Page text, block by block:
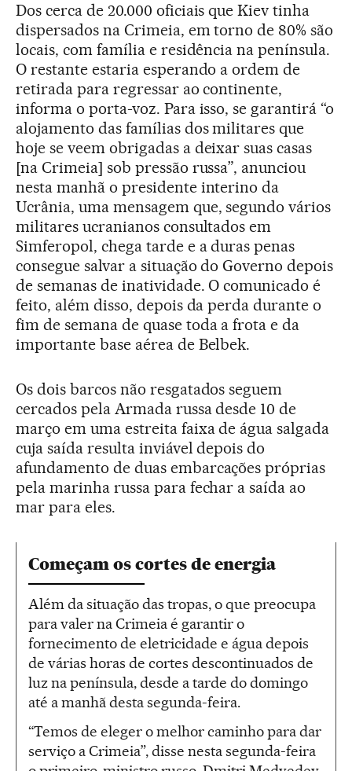
Dos cerca de 20.000 oficiais que Kiev tinha
dispersados na Crimeia, em torno de 80% são
locais, com família e residência na península.
O restante estaria esperando a ordem de
retirada para regressar ao continente,
informa o porta-voz. Para isso, se garantirá “o
alojamento das famílias dos militares que
hoje se veem obrigadas a deixar suas casas
[na Crimeia] sob pressão russa”, anunciou
nesta manhã o presidente interino da
Ucrânia, uma mensagem que, segundo vários
militares ucranianos consultados em
Simferopol, chega tarde e a duras penas
consegue salvar a situação do Governo depois
de semanas de inatividade. O comunicado é
feito, além disso, depois da perda durante o
fim de semana de quase toda a frota e da
importante base aérea de Belbek.
Os dois barcos não resgatados seguem
cercados pela Armada russa desde 10 de
março em uma estreita faixa de água salgada
cuja saída resulta inviável depois do
afundamento de duas embarcações próprias
pela marinha russa para fechar a saída ao
mar para eles.
Começam os cortes de energia
Além da situação das tropas, o que preocupa
para valer na Crimeia é garantir o
fornecimento de eletricidade e água depois
de várias horas de cortes descontinuados de
luz na península, desde a tarde do domingo
até a manhã desta segunda-feira.
“Temos de eleger o melhor caminho para dar
serviço a Crimeia”, disse nesta segunda-feira